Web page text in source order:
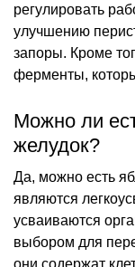
регулировать
улучшению
запоры. Кроме
ферменты,
Можно ли
желудок?
Да, можно есть
являются
усваиваются
выбором для
они содержат